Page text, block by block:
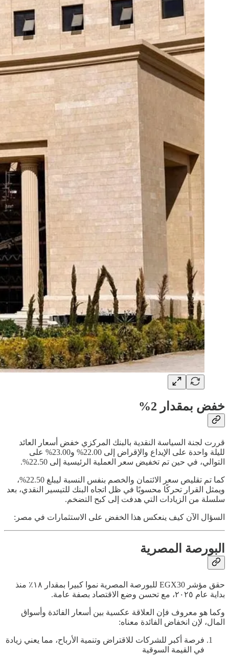
خفض بمقدار 2%
قررت لجنة السياسة النقدية بالبنك المركزي خفض أسعار العائد
لليلة واحدة على الإيداع والإقراض إلى 22.00% و23.00% على
التوالي، في حين تم تخفيض سعر العملية الرئيسية إلى 22.50%.
كما تم تقليص سعر الائتمان والخصم بنفس النسبة ليبلغ 22.50%،
ويمثل القرار تحركًا محسوبًا في ظل اتجاه البنك للتيسير النقدي، بعد
سلسلة من الزيادات التي هدفت إلى كبح التضخم.
السؤال الآن كيف ينعكس هذا الخفض على الاستثمارات في مصر:
البورصة المصرية
حقق مؤشر EGX30 للبورصة المصرية نموا كبيرا بمقدار ١٨٪ منذ
بداية عام ٢٠٢٥، مع تحسن وضع الاقتصاد بصفة عامة.
وكما هو معروف فإن العلاقة عكسية بين أسعار الفائدة وأسواق
المال، لإن انخفاض الفائدة معناه:
فرصة أكبر للشركات للاقتراض وتنمية الأرباح، مما يعني زيادة
في القيمة السوقية